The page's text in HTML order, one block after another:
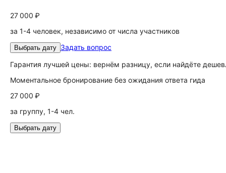
27 000 ₽
за 1-4 человек, независимо от числа участников
Выбрать дату Задать вопрос
Гарантия лучшей цены: вернём разницу, если найдёте
Моментальное бронирование без ожидания ответа гида
27 000 ₽
за группу, 1-4 чел.
Выбрать дату